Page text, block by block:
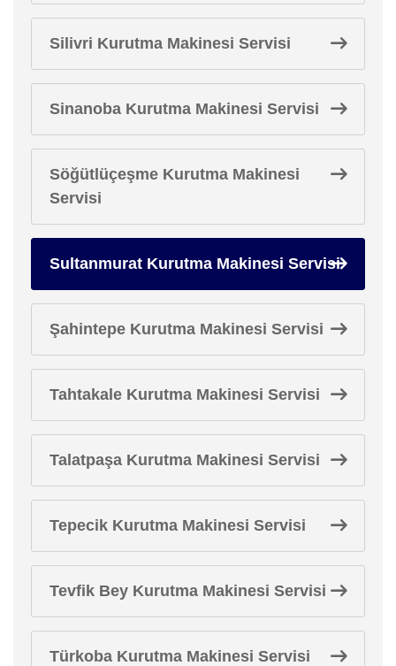
Silivri Kurutma Makinesi Servisi
Sinanoba Kurutma Makinesi Servisi
Söğütlüçeşme Kurutma Makinesi
Servisi
Sultanmurat Kurutma Makinesi Servisi
Şahintepe Kurutma Makinesi Servisi
Tahtakale Kurutma Makinesi Servisi
Talatpaşa Kurutma Makinesi Servisi
Tepecik Kurutma Makinesi Servisi
Tevfik Bey Kurutma Makinesi Servisi
Türkoba Kurutma Makinesi Servisi